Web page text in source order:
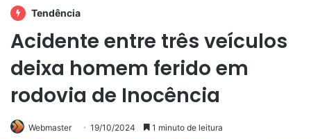
Tendência
Acidente entre três veículos
deixa homem ferido em
rodovia de Inocência
Webmaster 19/10/2024 1 minuto de leitura